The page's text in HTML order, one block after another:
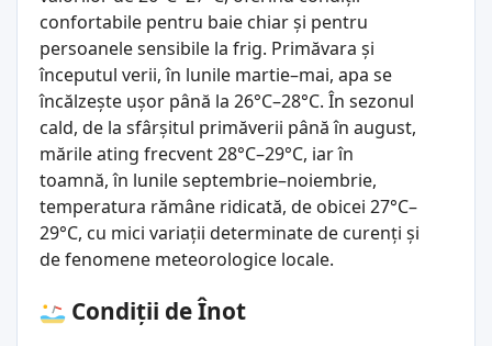
confortabile pentru baie chiar și pentru
persoanele sensibile la frig. Primăvara și
începutul verii, în lunile martie–mai, apa se
încălzește ușor până la 26°C–28°C. În sezonul
cald, de la sfârșitul primăverii până în august,
mările ating frecvent 28°C–29°C, iar în
toamnă, în lunile septembrie–noiembrie,
temperatura rămâne ridicată, de obicei 27°C–
29°C, cu mici variații determinate de curenți și
de fenomene meteorologice locale.
Condiții de Înot